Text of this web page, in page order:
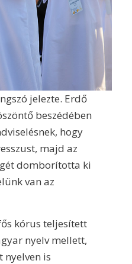
jelezte. Erdő
beszédében
hogy
majd az
domborította ki
van az
kórus teljesített
nyelv mellett,
nyelven is